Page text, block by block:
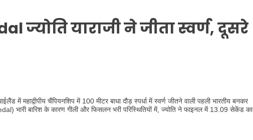
ज्योति याराजी ने जीता स्वर्ण, दूसरे
महाद्वीपीय चैंपियनशिप में 100 मीटर बाधा दौड़ स्पर्धा में स्वर्ण जीतने वाली पहली भारतीय बनकर
भारी बारिश के कारण गीली और फिसलन भरी परिस्थितियों में, ज्योति ने फाइनल में 13.09 सेकेंड का